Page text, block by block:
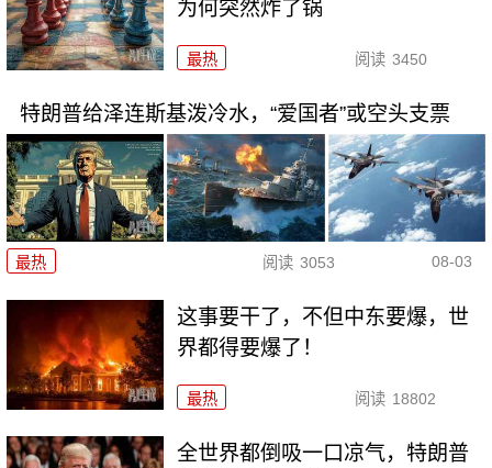
为何突然炸了锅
最热 阅读 3450
特朗普给泽连斯基泼冷水，“爱国者”或空头支票
最热 阅读 3053 08-03
这事要干了，不但中东要爆，世
界都得要爆了！
最热 阅读 18802
全世界都倒吸一口凉气，特朗普